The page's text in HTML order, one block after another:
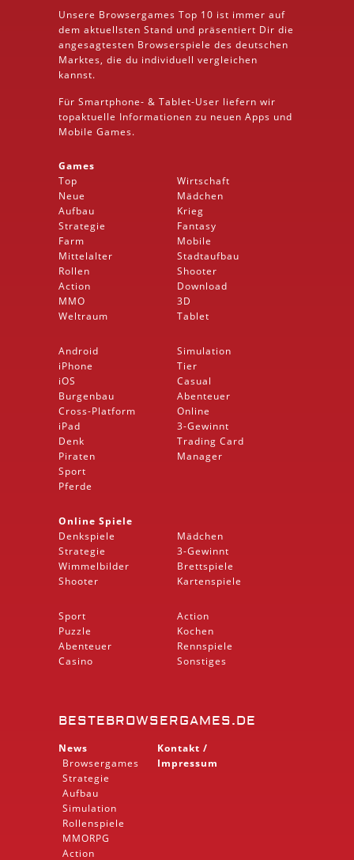
Unsere Browsergames Top 10 ist immer auf
dem aktuellsten Stand und präsentiert Dir die
angesagtesten Browserspiele des deutschen
Marktes, die du individuell vergleichen
kannst.
Für Smartphone- & Tablet-User liefern wir
topaktuelle Informationen zu neuen Apps und
Mobile Games.
Games
Top
Neue
Aufbau
Strategie
Farm
Mittelalter
Rollen
Action
MMO
Weltraum
Wirtschaft
Mädchen
Krieg
Fantasy
Mobile
Stadtaufbau
Shooter
Download
3D
Tablet
Android
iPhone
iOS
Burgenbau
Cross-Platform
iPad
Denk
Piraten
Sport
Pferde
Simulation
Tier
Casual
Abenteuer
Online
3-Gewinnt
Trading Card
Manager
Online Spiele
Denkspiele
Strategie
Wimmelbilder
Shooter
Mädchen
3-Gewinnt
Brettspiele
Kartenspiele
Sport
Puzzle
Abenteuer
Casino
Action
Kochen
Rennspiele
Sonstiges
BESTEBROWSERGAMES.DE
News
Browsergames
Strategie
Aufbau
Simulation
Rollenspiele
MMORPG
Action
Kontakt /
Impressum